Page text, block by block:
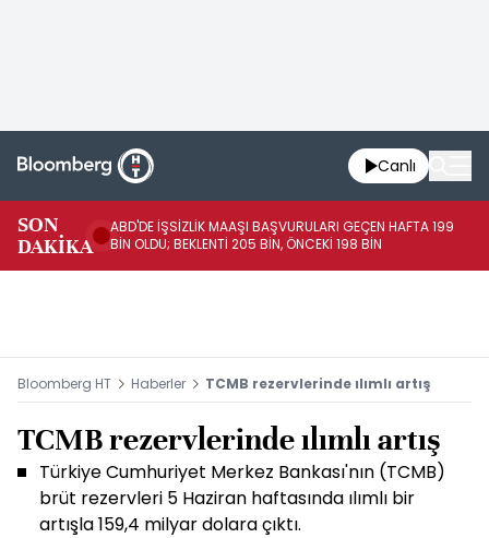
Canlı
SON
DAKİKA
ABD'DE İŞSİZLİK MAAŞI BAŞVURULARI GEÇEN HAFTA 199
BİN OLDU; BEKLENTİ 205 BİN, ÖNCEKİ 198 BİN
Bloomberg HT Haberler TCMB rezervlerinde ılımlı artış
TCMB rezervlerinde ılımlı artış
Türkiye Cumhuriyet Merkez Bankası'nın (TCMB)
brüt rezervleri 5 Haziran haftasında ılımlı bir
artışla 159,4 milyar dolara çıktı.